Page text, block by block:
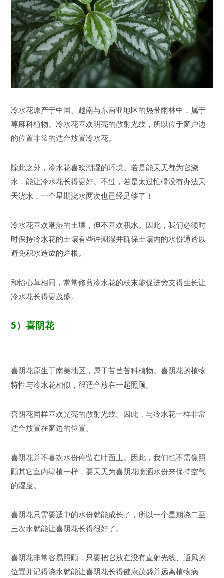
冷水花原产于中国、越南与东南亚地区的热带雨林中，属于
荨麻科植物。冷水花喜欢明亮的散射光线，所以位于窗户边
的位置非常的适合放置冷水花。
除此之外，冷水花喜欢潮湿的环境。若是能天天都为它浇
水，能让冷水花长得更好。不过，若是太过忙碌没有办法天
天浇水，一个星期浇水两次也已经足够了！
冷水花喜欢潮湿的土壤，但不喜欢积水。因此，我们必须时
时保持冷水花的土壤有些许潮湿并确保土壤内的水份通透以
避免积水造成的烂根。
和怡心草相同，常常修剪冷水花的枝末能促进旁支得生长让
冷水花长得更茂盛。
5）喜阴花
喜阴花原生于南美地区，属于苦苣苔科植物。喜阴花的植物
特性与冷水花相似，很适合放在一起照顾。
喜阴花同样喜欢光亮的散射光线。因此，与冷水花一样非常
适合放置在窗边的位置。
喜阴花并不喜欢水份停留在叶面上。因此，我们也不需像照
顾其它室内绿植一样，要天天为喜阴花喷洒水份来保持空气
的湿度。
喜阴花只需要适中的水份就能成长了，所以一个星期浇二至
三次水就能让喜阴花长得很好了。
喜阴花非常容易照顾，只要把它放在没有直射光线、通风的
位置并记得浇水就能让喜阴花长得健康茂盛并远离植物病